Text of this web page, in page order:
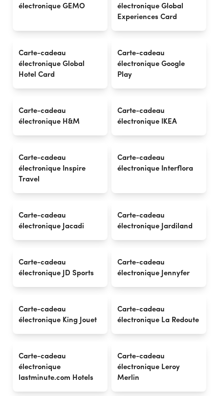
électronique GEMO
électronique Global
Experiences Card
Carte-cadeau
électronique Global
Hotel Card
Carte-cadeau
électronique Google
Play
Carte-cadeau
électronique H&M
Carte-cadeau
électronique IKEA
Carte-cadeau
électronique Inspire
Travel
Carte-cadeau
électronique Interflora
Carte-cadeau
électronique Jacadi
Carte-cadeau
électronique Jardiland
Carte-cadeau
électronique JD Sports
Carte-cadeau
électronique Jennyfer
Carte-cadeau
électronique King Jouet
Carte-cadeau
électronique La Redoute
Carte-cadeau
électronique
lastminute.com Hotels
Carte-cadeau
électronique Leroy
Merlin